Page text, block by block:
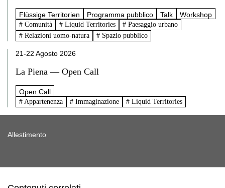
Flüssige Territorien Programma pubblico Talk Workshop
# Comunità # Liquid Territories
# Paesaggio urbano
# Relazioni uomo-natura
# Spazio pubblico
21-22 Agosto 2026
La Piena — Open Call
Open Call
# Appartenenza # Immaginazione # Liquid Territories
Allestimento